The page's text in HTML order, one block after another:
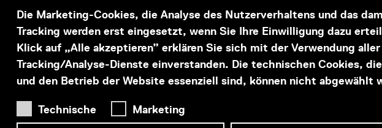
Die Marketing-Cookies, die Analyse des Nutzerverhaltens und das
Tracking werden erst eingesetzt, wenn Sie Ihre Einwilligung dazu
Klick auf „Alle akzeptieren” erklären Sie sich mit der Verwendung
Tracking/Analyse-Dienste einverstanden. Die technischen Cookies,
und den Betrieb der Website essenziell sind, können nicht abgewählt
Technische Marketing